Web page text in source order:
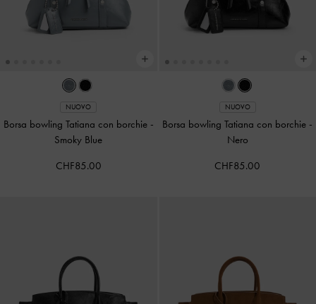
NUOVO
Borsa bowling Tatiana con borchie -
Smoky Blue
CHF85.00
NUOVO
Borsa bowling Tatiana con borchie -
Nero
CHF85.00